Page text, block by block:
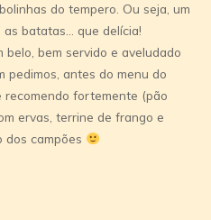
do tempero. Ou seja, um
as batatas… que delícia!
belo, bem servido e aveludado
pedimos, antes do menu do
recomendo fortemente (pão
ervas, terrine de frango e
dos campões